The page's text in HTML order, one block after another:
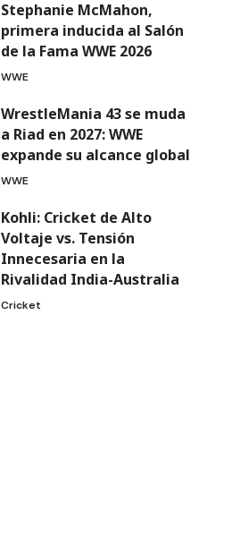
Stephanie McMahon,
primera inducida al Salón
de la Fama WWE 2026
WWE
WrestleMania 43 se muda
a Riad en 2027: WWE
expande su alcance global
WWE
Kohli: Cricket de Alto
Voltaje vs. Tensión
Innecesaria en la
Rivalidad India-Australia
Cricket